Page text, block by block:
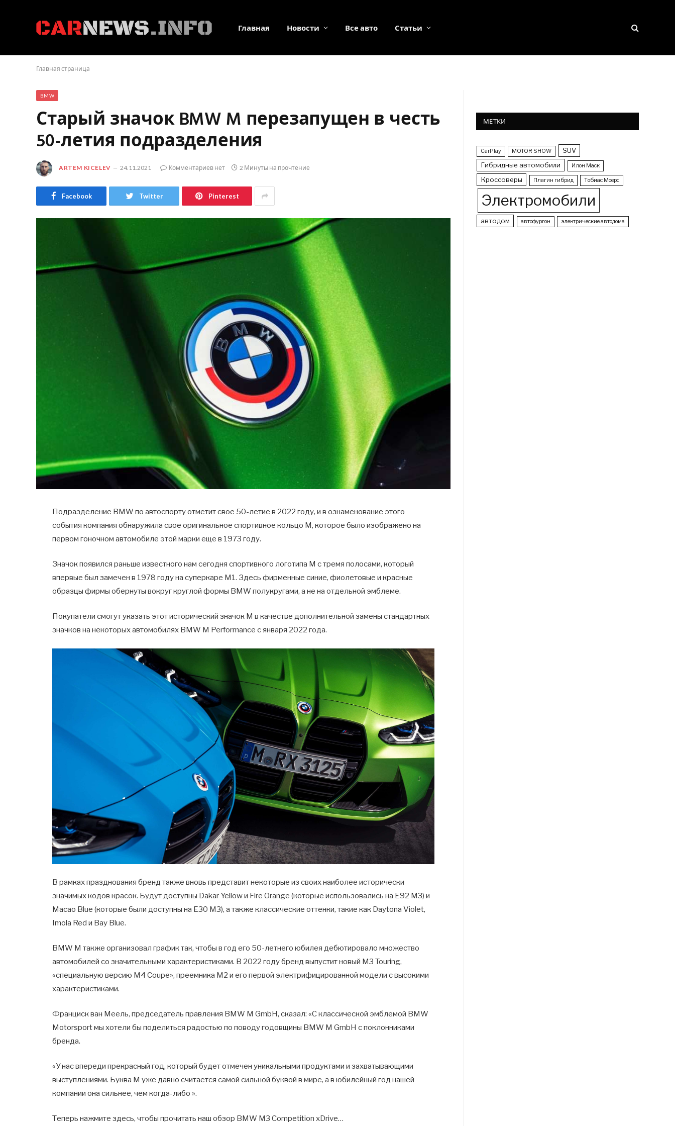
Главная Новости Все авто Статьи
Главная страница
BMW
Старый значок BMW M перезапущен в честь
50-летия подразделения
ARTEM KICELEV 24.11.2021 Комментариев нет 2 Минуты на прочтение
Facebook Twitter Pinterest
Подразделение BMW по автоспорту отметит свое 50-летие в 2022 году, и в ознаменование этого
события компания обнаружила свое оригинальное спортивное кольцо M, которое было изображено на
первом гоночном автомобиле этой марки еще в 1973 году.
Значок появился раньше известного нам сегодня спортивного логотипа M с тремя полосами, который
впервые был замечен в 1978 году на суперкаре M1. Здесь фирменные синие, фиолетовые и красные
образцы фирмы обернуты вокруг круглой формы BMW полукругами, а не на отдельной эмблеме.
Покупатели смогут указать этот исторический значок M в качестве дополнительной замены стандартных
значков на некоторых автомобилях BMW M Performance с января 2022 года.
В рамках празднования бренд также вновь представит некоторые из своих наиболее исторически
значимых кодов красок. Будут доступны Dakar Yellow и Fire Orange (которые использовались на E92 M3) и
Macao Blue (которые были доступны на E30 M3), а также классические оттенки, такие как Daytona Violet,
Imola Red и Bay Blue.
BMW M также организовал график так, чтобы в год его 50-летнего юбилея дебютировало множество
автомобилей со значительными характеристиками. В 2022 году бренд выпустит новый M3 Touring,
«специальную версию M4 Coupe», преемника M2 и его первой электрифицированной модели с высокими
характеристиками.
Франциск ван Меель, председатель правления BMW M GmbH, сказал: «С классической эмблемой BMW
Motorsport мы хотели бы поделиться радостью по поводу годовщины BMW M GmbH с поклонниками
бренда.
«У нас впереди прекрасный год, который будет отмечен уникальными продуктами и захватывающими
выступлениями. Буква M уже давно считается самой сильной буквой в мире, а в юбилейный год нашей
компании она сильнее, чем когда-либо ».
Теперь нажмите здесь, чтобы прочитать наш обзор BMW M3 Competition xDrive…
МЕТКИ
CarPlay MOTOR SHOW
SUV
Гибридные автомобили
Илон Маск
Кроссоверы Плагин гибрид Тобиас Моерс
Электромобили
автодом автофургон электрические автодома